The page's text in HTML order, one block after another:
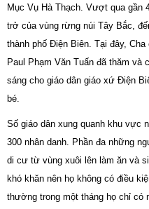
Mục Vụ Hà Thạch. Vượt qua gần
trở của vùng rừng núi Tây Bắc,
thành phố Điện Biên. Tại đây,
Paul Phạm Văn Tuấn đã thăm và
sáng cho giáo dân giáo xứ Điện
bé.
Số giáo dân xung quanh khu vực
300 nhân danh. Phần đa những
di cư từ vùng xuôi lên làm ăn và
khó khăn nên họ không có điều
thường trong một tháng họ chỉ có